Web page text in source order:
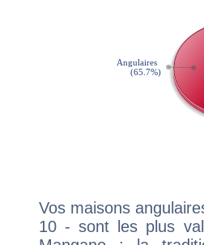
Vos maisons
10 - sont les plus